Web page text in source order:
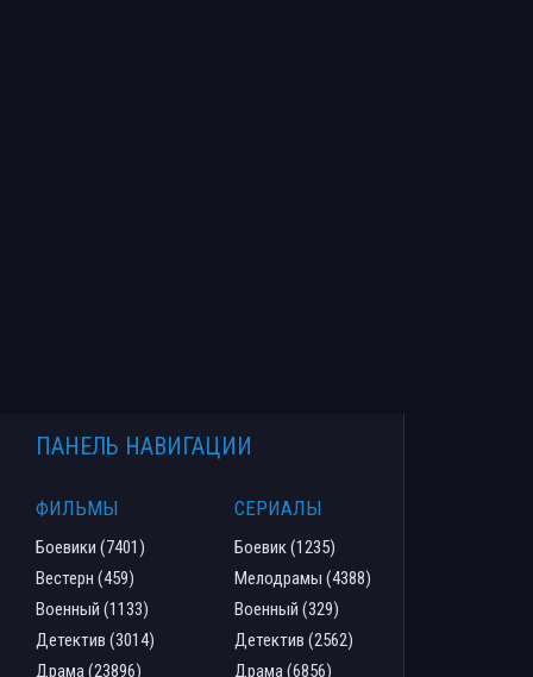
ПАНЕЛЬ НАВИГАЦИИ
ФИЛЬМЫ
Боевики (7401)
Вестерн (459)
Военный (1133)
Детектив (3014)
Драма (23896)
СЕРИАЛЫ
Боевик (1235)
Мелодрамы (4388)
Военный (329)
Детектив (2562)
Драма (6856)